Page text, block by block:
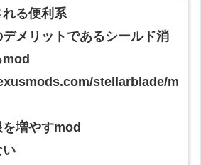
る便利系
メリットであるシールド消
mod
stellarblade/m
増やすmod
い